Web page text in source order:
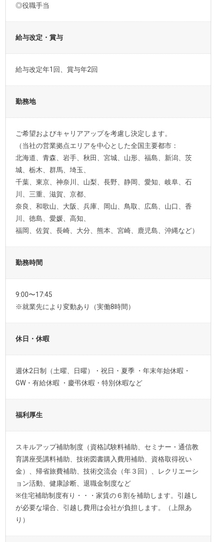
◎役職手当
給与改定・賞与
給与改定年1回、賞与年2回
勤務地
ご希望およびキャリアアップを考慮し決定します。
（当社の営業拠点エリアを中心とした全国主要都市：
北海道、青森、岩手、秋田、宮城、山形、福島、新潟、茨
城、栃木、群馬、埼玉、
千葉、東京、神奈川、山梨、長野、静岡、愛知、岐阜、石
川、三重、滋賀、京都、
奈良、和歌山、大阪、兵庫、岡山、鳥取、広島、山口、香
川、徳島、愛媛、高知、
福岡、佐賀、長崎、大分、熊本、宮崎、鹿児島、沖縄など）
勤務時間
9:00〜17:45
※就業先により変動あり（実働8時間）
休日・休暇
週休2日制（土曜、日曜）・祝日・夏季 ・年末年始休暇・
GW・有給休暇 ・慶弔休暇・特別休暇など
福利厚生
スキルアップ補助制度（資格試験料補助、セミナー・通信教
育講座受講料補助、技術図書購入費用補助、資格取得祝い
金）、帰省旅費補助、技術交流会（年３回）、レクリエーシ
ョン活動、健康診断、退職金制度など
※住宅補助制度有り・・・家賃の６割を補助します。引越し
が必要な場合、引越し費用は会社が負担します。（上限あ
り）